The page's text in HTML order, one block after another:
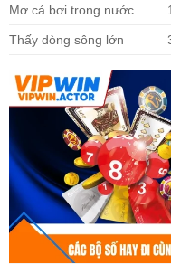
Mơ cá bơi trong nước
Thấy dòng sông lớn